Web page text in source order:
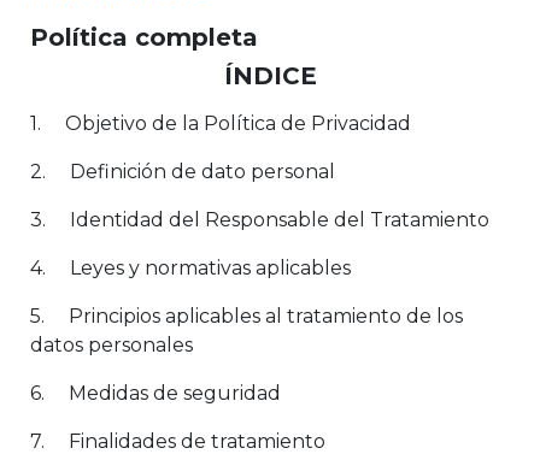
Política completa
ÍNDICE
1. Objetivo de la Política de Privacidad
2. Definición de dato personal
3. Identidad del Responsable del Tratamiento
4. Leyes y normativas aplicables
5. Principios aplicables al tratamiento de los
datos personales
6. Medidas de seguridad
7. Finalidades de tratamiento